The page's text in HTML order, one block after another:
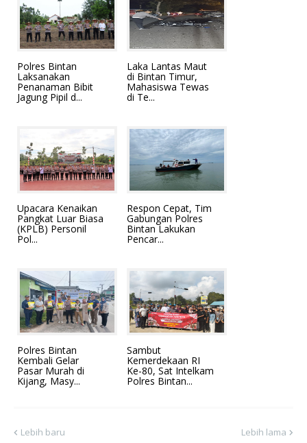
Polres Bintan
Laksanakan
Penanaman Bibit
Jagung Pipil d...
Laka Lantas Maut
di Bintan Timur,
Mahasiswa Tewas
di Te...
Upacara Kenaikan
Pangkat Luar Biasa
(KPLB) Personil
Pol...
Respon Cepat, Tim
Gabungan Polres
Bintan Lakukan
Pencar...
Polres Bintan
Kembali Gelar
Pasar Murah di
Kijang, Masy...
Sambut
Kemerdekaan RI
Ke-80, Sat Intelkam
Polres Bintan...
Lebih baru Lebih lama